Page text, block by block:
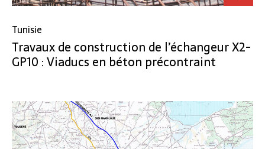
Tunisie
Travaux de construction de l’échangeur X2-
GP10 : Viaducs en béton précontraint